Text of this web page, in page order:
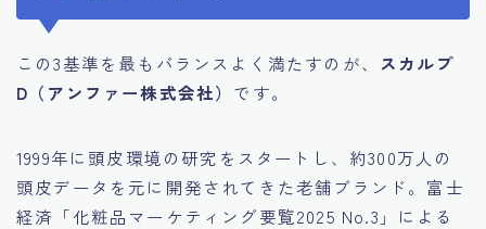
この3基準を最もバランスよく満たすのが、 スカルプ
D（アンファー株式会社） です。
1999年に頭皮環境の研究をスタートし、約300万人の
頭皮データを元に開発されてきた老舗ブランド。富士
経済「化粧品マーケティング要覧2025 No.3」による